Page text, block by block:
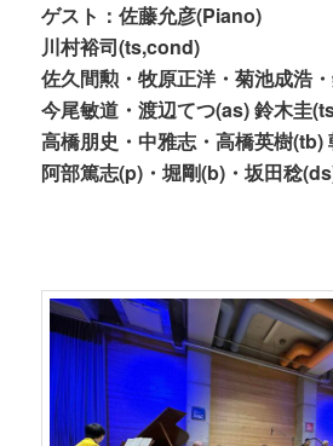
ゲスト：佐藤允彦(Piano)
川村裕司(ts,cond)
佐久間勲・牧原正洋・菊池成浩
今尾敏道・渡辺てつ(as) 鈴木圭
高橋朋史・中雅志・高橋英樹(tb)
阿部篤志(p)・堀剛(b)・坂田稔